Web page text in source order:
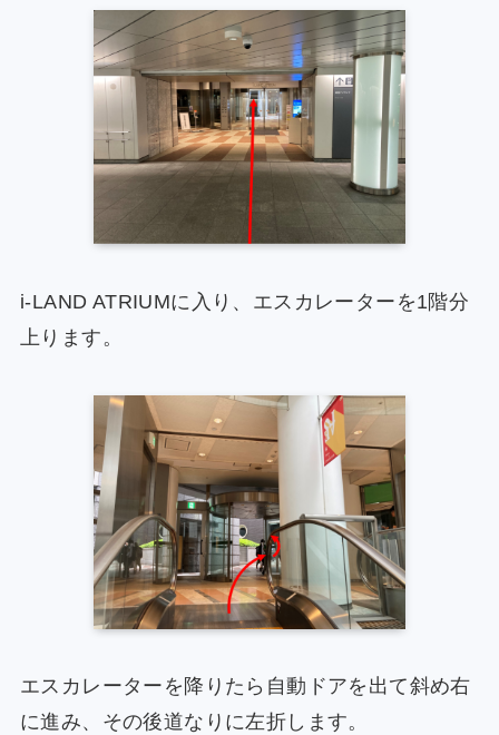
i-LAND ATRIUMに入り、エスカレーターを1階分
上ります。
エスカレーターを降りたら自動ドアを出て斜め右
に進み、その後道なりに左折します。